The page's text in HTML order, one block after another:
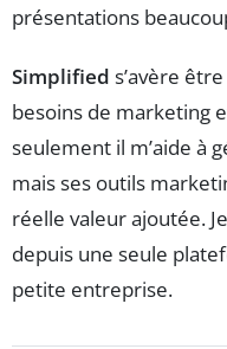
présentations
Simplified s’avère
besoins de marketing
seulement il m’aide à
mais ses outils
réelle valeur ajoutée.
depuis une seule
petite entreprise.